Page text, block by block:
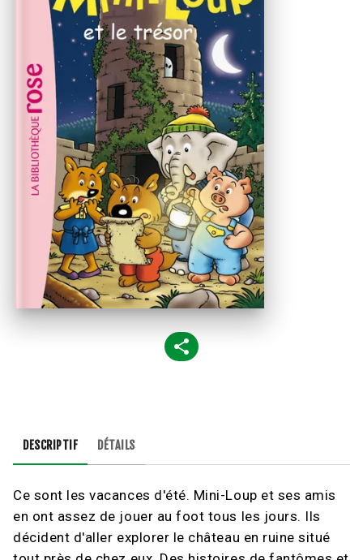
DESCRIPTIF DÉTAILS
Ce sont les vacances d'été. Mini-Loup et ses amis
en ont assez de jouer au foot tous les jours. Ils
décident d'aller explorer le château en ruine situé